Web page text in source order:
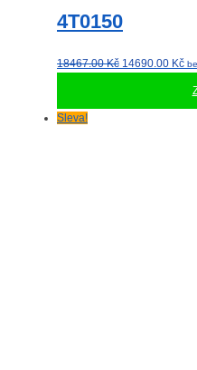
4T0150
18467.00Kč Původní
14690.00 Kč
je:
Sleva!